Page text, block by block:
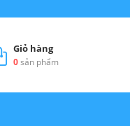
Giỏ hàng
0sản phẩm